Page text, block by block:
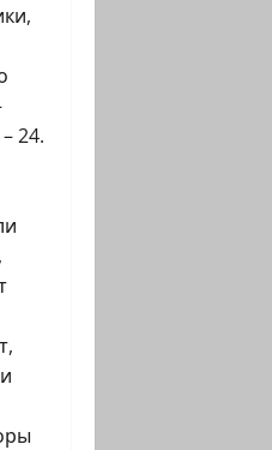
24.